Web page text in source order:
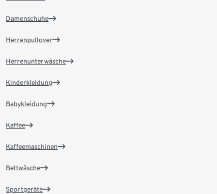
Damenschuhe
Herrenpullover
Herrenunterwäsche
Kinderkleidung
Babykleidung
Kaffee
Kaffeemaschinen
Bettwäsche
Sportgeräte